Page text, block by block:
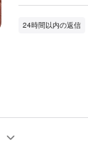
24時間以内の返信